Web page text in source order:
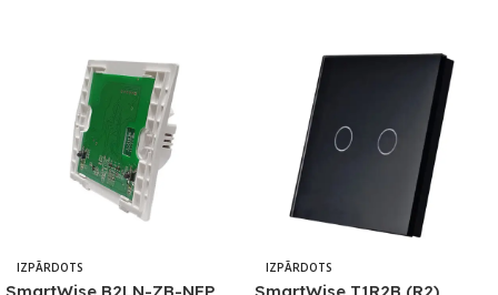
IZPĀRDOTS IZPĀRDOTS